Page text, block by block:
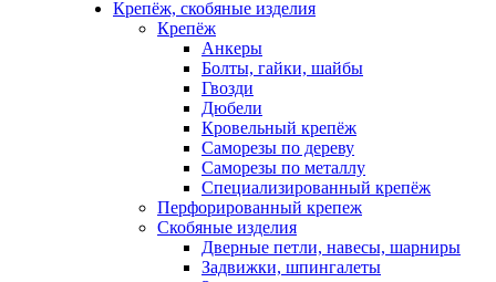
Крепёж, скобяные изделия
Крепёж
Анкеры
Болты, гайки, шайбы
Гвозди
Дюбели
Кровельный крепёж
Саморезы по дереву
Саморезы по металлу
Специализированный крепёж
Перфорированный крепеж
Скобяные изделия
Дверные петли, навесы, шарниры
Задвижки, шпингалеты